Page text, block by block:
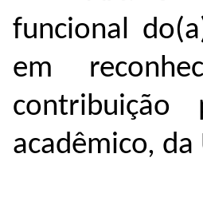
funcional
em
acadêmico,